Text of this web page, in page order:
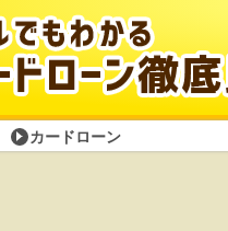
カードローン